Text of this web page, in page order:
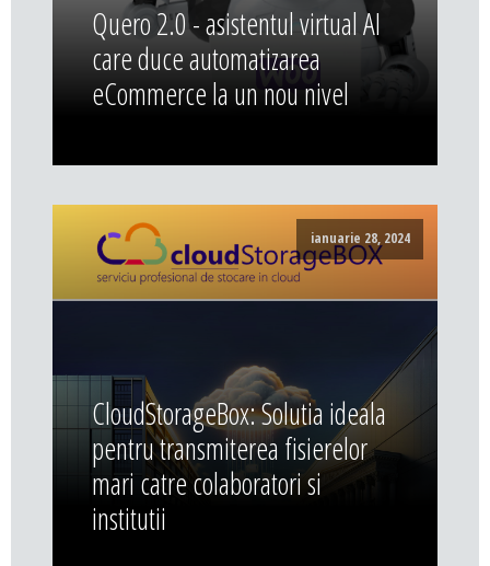
Quero 2.0 - asistentul virtual AI
care duce automatizarea
eCommerce la un nou nivel
ianuarie 28, 2024
CloudStorageBox: Solutia ideala
pentru transmiterea fisierelor
mari catre colaboratori si
institutii